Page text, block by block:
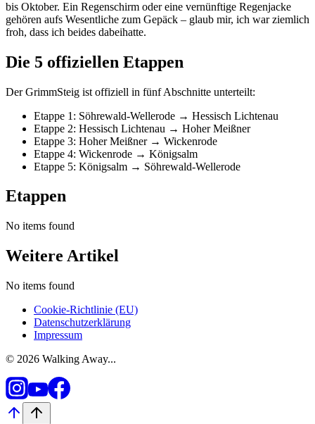
bis Oktober. Ein Regenschirm oder eine vernünftige Regenjacke
gehören aufs Wesentliche zum Gepäck – glaub mir, ich war ziemlich
froh, dass ich beides dabeihatte.
Die 5 offiziellen Etappen
Der GrimmSteig ist offiziell in fünf Abschnitte unterteilt:
Etappe 1: Söhrewald-Wellerode → Hessisch Lichtenau
Etappe 2: Hessisch Lichtenau → Hoher Meißner
Etappe 3: Hoher Meißner → Wickenrode
Etappe 4: Wickenrode → Königsalm
Etappe 5: Königsalm → Söhrewald-Wellerode
Etappen
No items found
Weitere Artikel
No items found
Cookie-Richtlinie (EU)
Datenschutzerklärung
Impressum
© 2026 Walking Away...